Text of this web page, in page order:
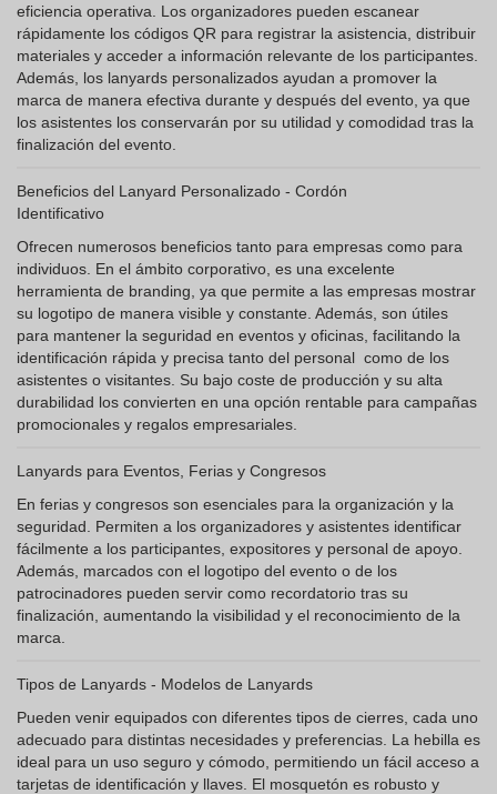
eficiencia operativa. Los organizadores pueden escanear
rápidamente los códigos QR para registrar la asistencia, distribuir
materiales y acceder a información relevante de los participantes.
Además, los lanyards personalizados ayudan a promover la
marca de manera efectiva durante y después del evento, ya que
los asistentes los conservarán por su utilidad y comodidad tras la
finalización del evento.
Beneficios del Lanyard Personalizado - Cordón
Identificativo
Ofrecen numerosos beneficios tanto para empresas como para
individuos. En el ámbito corporativo, es una excelente
herramienta de branding, ya que permite a las empresas mostrar
su logotipo de manera visible y constante. Además, son útiles
para mantener la seguridad en eventos y oficinas, facilitando la
identificación rápida y precisa tanto del personal como de los
asistentes o visitantes. Su bajo coste de producción y su alta
durabilidad los convierten en una opción rentable para campañas
promocionales y regalos empresariales.
Lanyards para Eventos, Ferias y Congresos
En ferias y congresos son esenciales para la organización y la
seguridad. Permiten a los organizadores y asistentes identificar
fácilmente a los participantes, expositores y personal de apoyo.
Además, marcados con el logotipo del evento o de los
patrocinadores pueden servir como recordatorio tras su
finalización, aumentando la visibilidad y el reconocimiento de la
marca.
Tipos de Lanyards - Modelos de Lanyards
Pueden venir equipados con diferentes tipos de cierres, cada uno
adecuado para distintas necesidades y preferencias. La hebilla es
ideal para un uso seguro y cómodo, permitiendo un fácil acceso a
tarjetas de identificación y llaves. El mosquetón es robusto y